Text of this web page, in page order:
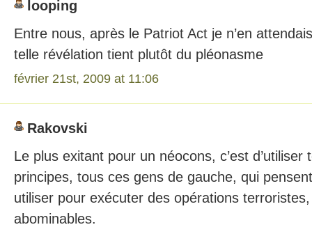
looping
Entre nous, après le Patriot Act je n’en
telle révélation tient plutôt du pléonasme
février 21st, 2009 at 11:06
Rakovski
Le plus exitant pour un néocons, c’est d’utiliser
principes, tous ces gens de gauche, qui
utiliser pour exécuter des opérations
abominables.